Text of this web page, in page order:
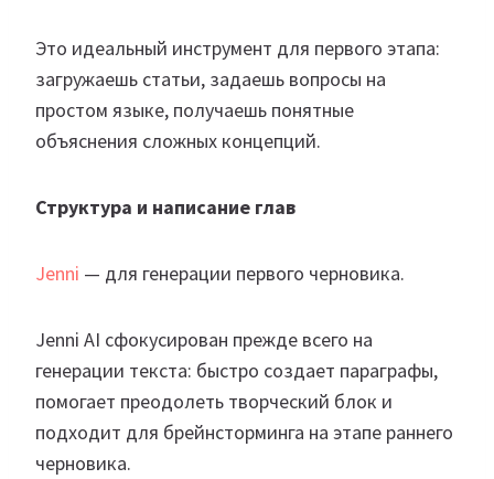
Это идеальный инструмент для первого этапа:
загружаешь статьи, задаешь вопросы на
простом языке, получаешь понятные
объяснения сложных концепций.
Структура и написание глав
Jenni — для генерации первого черновика.
Jenni AI сфокусирован прежде всего на
генерации текста: быстро создает параграфы,
помогает преодолеть творческий блок и
подходит для брейнсторминга на этапе раннего
черновика.